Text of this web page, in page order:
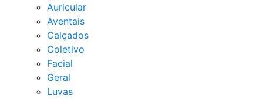
Auricular
Aventais
Calçados
Coletivo
Facial
Geral
Luvas